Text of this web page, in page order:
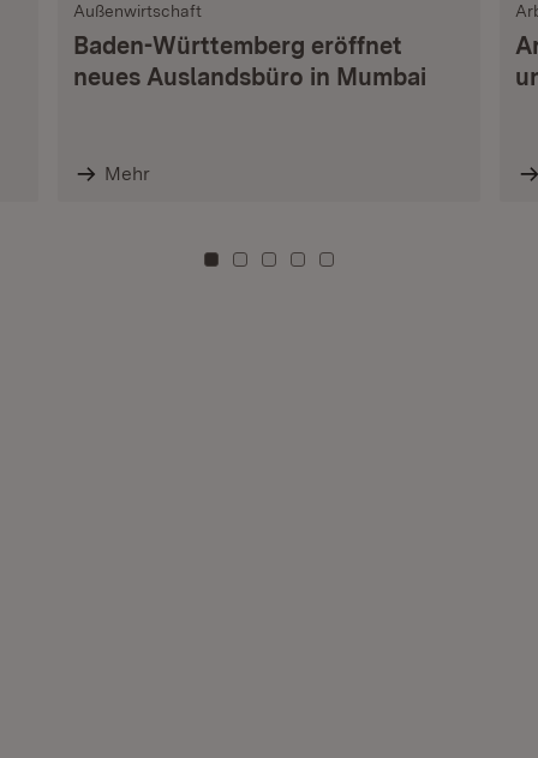
Außenwirtschaft
Baden-Württemberg eröffnet
neues Auslandsbüro in Mumbai
Mehr
Zu Kachel: 0
Zu Kachel: 3
Zu Kachel: 6
Zu Kachel: 9
Zu Kachel: 12